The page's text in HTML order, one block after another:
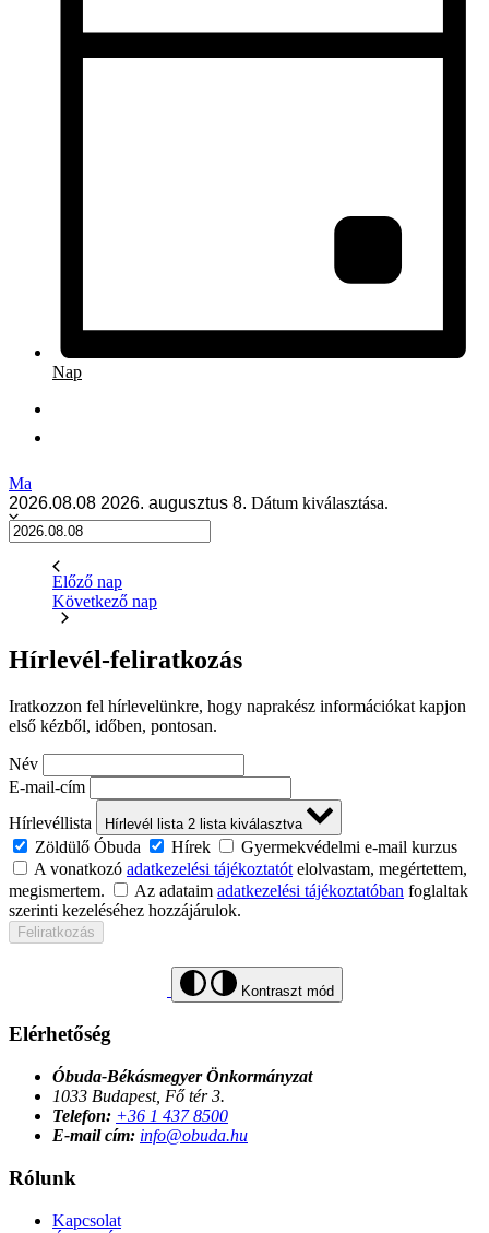
Nap
Ma
2026.08.08 2026. augusztus 8. Dátum kiválasztása.
Előző nap
Következő nap
Hírlevél-feliratkozás
Iratkozzon fel hírlevelünkre, hogy naprakész információkat kapjon
első kézből, időben, pontosan.
Név
E-mail-cím
Hírlevéllista
Hírlevél lista 2 lista kiválasztva
Zöldülő Óbuda Hírek
Gyermekvédelmi e-mail kurzus
A vonatkozó adatkezelési tájékoztatót elolvastam, megértettem,
megismertem.
Az adataim adatkezelési tájékoztatóban foglaltak
szerinti kezeléséhez hozzájárulok.
Feliratkozás
Kontraszt mód
Elérhetőség
Óbuda-Békásmegyer Önkormányzat
1033 Budapest, Fő tér 3.
Telefon: +36 1 437 8500
E-mail cím: info@obuda.hu
Rólunk
Kapcsolat